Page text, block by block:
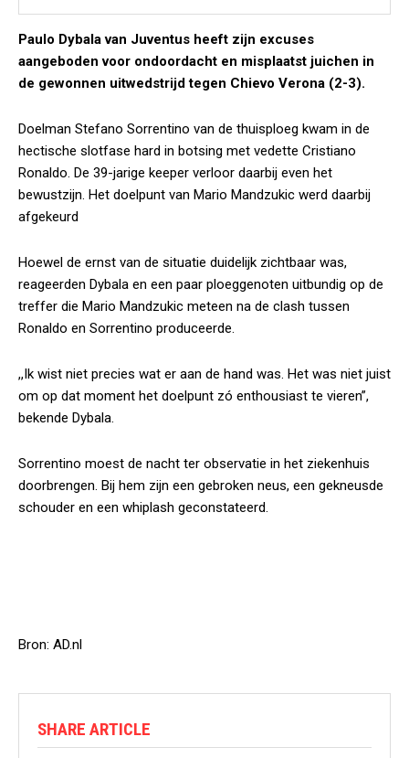
Paulo Dybala van Juventus heeft zijn excuses
aangeboden voor ondoordacht en misplaatst juichen in
de gewonnen uitwedstrijd tegen Chievo Verona (2-3).
Doelman Stefano Sorrentino van de thuisploeg kwam in de
hectische slotfase hard in botsing met vedette Cristiano
Ronaldo. De 39-jarige keeper verloor daarbij even het
bewustzijn. Het doelpunt van Mario Mandzukic werd daarbij
afgekeurd
Hoewel de ernst van de situatie duidelijk zichtbaar was,
reageerden Dybala en een paar ploeggenoten uitbundig op de
treffer die Mario Mandzukic meteen na de clash tussen
Ronaldo en Sorrentino produceerde.
,,Ik wist niet precies wat er aan de hand was. Het was niet juist
om op dat moment het doelpunt zó enthousiast te vieren”,
bekende Dybala.
Sorrentino moest de nacht ter observatie in het ziekenhuis
doorbrengen. Bij hem zijn een gebroken neus, een gekneusde
schouder en een whiplash geconstateerd.
Bron: AD.nl
SHARE ARTICLE